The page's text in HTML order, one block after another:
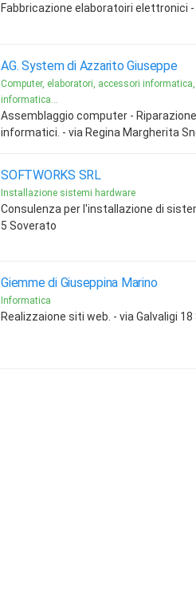
Fabbricazione elaboratoiri elettronici -
AG. System di Azzarito Giuseppe
Computer, elaboratori, accessori
informatica...
Assemblaggio computer -
informatici. - via Regina Margherita
SOFTWORKS SRL
Installazione sistemi hardware
Consulenza per l'installazione di
5 Soverato
Giemme di Giuseppina Marino
Informatica
Realizzaione siti web. - via Galvaligi